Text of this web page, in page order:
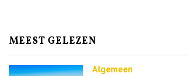
MEEST GELEZEN
Algemeen